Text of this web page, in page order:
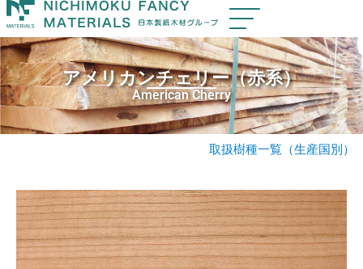
アメリカンチェリー（赤系）
American Cherry
取扱樹種一覧（生産国別）